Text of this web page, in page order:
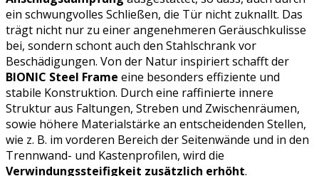
ein schwungvolles Schließen, die Tür nicht zuknallt. Das
trägt nicht nur zu einer angenehmeren Geräuschkulisse
bei, sondern schont auch den Stahlschrank vor
Beschädigungen. Von der Natur inspiriert schafft der
BIONIC Steel Frame eine besonders effiziente und
stabile Konstruktion. Durch eine raffinierte innere
Struktur aus Faltungen, Streben und Zwischenräumen,
sowie höhere Materialstärke an entscheidenden Stellen,
wie z. B. im vorderen Bereich der Seitenwände und in den
Trennwand- und Kastenprofilen, wird die
Verwindungssteifigkeit zusätzlich erhöht.